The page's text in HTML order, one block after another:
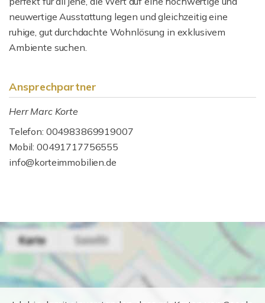
neuwertige Ausstattung legen und gleichzeitig eine
ruhige, gut durchdachte Wohnlösung in exklusivem
Ambiente suchen.
Ansprechpartner
Herr Marc Korte
Telefon: 004983869919007
Mobil: 00491717756555
info@korteimmobilien.de